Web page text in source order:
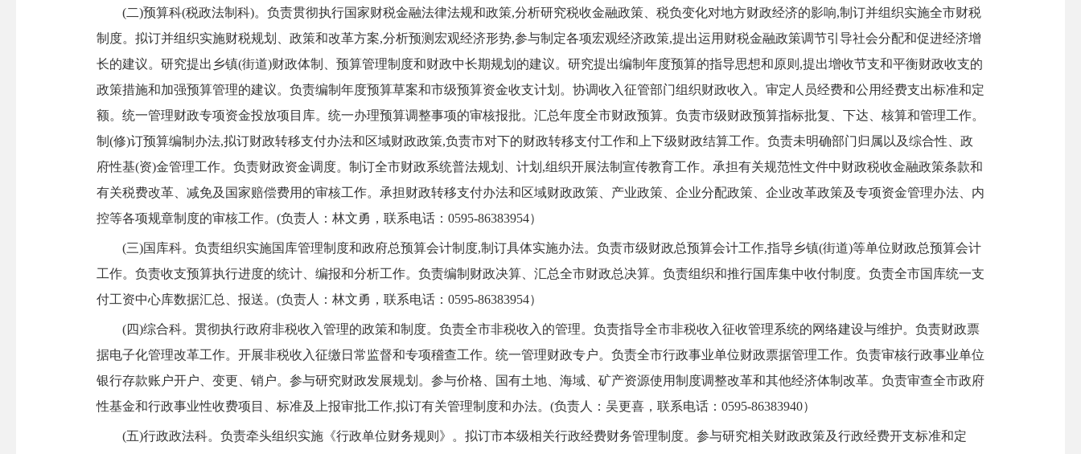
(二)预算科(税政法制科)。负责贯彻执行国家财税金融法律法规和政策,分析研究税收金融政策、税负变化对地方财政经济的影响,制订并组织实施全市财税
制度。拟订并组织实施财税规划、政策和改革方案,分析预测宏观经济形势,参与制定各项宏观经济政策,提出运用财税金融政策调节引导社会分配和促进经济增
长的建议。研究提出乡镇(街道)财政体制、预算管理制度和财政中长期规划的建议。研究提出编制年度预算的指导思想和原则,提出增收节支和平衡财政收支的
政策措施和加强预算管理的建议。负责编制年度预算草案和市级预算资金收支计划。协调收入征管部门组织财政收入。审定人员经费和公用经费支出标准和定
额。统一管理财政专项资金投放项目库。统一办理预算调整事项的审核报批。汇总年度全市财政预算。负责市级财政预算指标批复、下达、核算和管理工作。
制(修)订预算编制办法,拟订财政转移支付办法和区域财政政策,负责市对下的财政转移支付工作和上下级财政结算工作。负责未明确部门归属以及综合性、政
府性基(资)金管理工作。负责财政资金调度。制订全市财政系统普法规划、计划,组织开展法制宣传教育工作。承担有关规范性文件中财政税收金融政策条款和
有关税费改革、减免及国家赔偿费用的审核工作。承担财政转移支付办法和区域财政政策、产业政策、企业分配政策、企业改革政策及专项资金管理办法、内
控等各项规章制度的审核工作。 (负责人：林文勇，联系电话：0595-86383954）
(三)国库科。负责组织实施国库管理制度和政府总预算会计制度,制订具体实施办法。负责市级财政总预算会计工作,指导乡镇(街道)等单位财政总预算会计
工作。负责收支预算执行进度的统计、编报和分析工作。负责编制财政决算、汇总全市财政总决算。负责组织和推行国库集中收付制度。负责全市国库统一支
付工资中心库数据汇总、报送。 (负责人：林文勇，联系电话：0595-86383954）
(四)综合科。贯彻执行政府非税收入管理的政策和制度。负责全市非税收入的管理。负责指导全市非税收入征收管理系统的网络建设与维护。负责财政票
据电子化管理改革工作。开展非税收入征缴日常监督和专项稽查工作。统一管理财政专户。负责全市行政事业单位财政票据管理工作。负责审核行政事业单位
银行存款账户开户、变更、销户。参与研究财政发展规划。参与价格、国有土地、海域、矿产资源使用制度调整改革和其他经济体制改革。负责审查全市政府
性基金和行政事业性收费项目、标准及上报审批工作,拟订有关管理制度和办法。 (负责人：吴更喜，联系电话：0595-86383940）
(五)行政政法科。负责牵头组织实施《行政单位财务规则》。拟订市本级相关行政经费财务管理制度。参与研究相关财政政策及行政经费开支标准和定